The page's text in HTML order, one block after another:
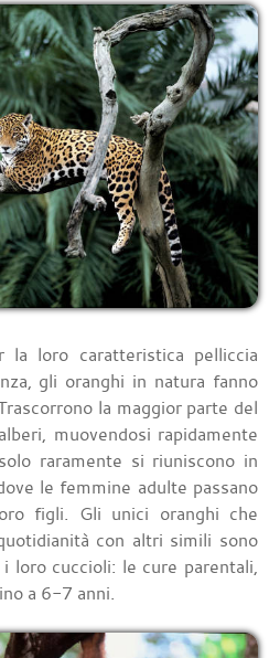
la loro caratteristica pelliccia
gli oranghi in natura fanno
la maggior parte del
muovendosi rapidamente
raramente si riuniscono in
le femmine adulte passano
figli. Gli unici oranghi che
con altri simili sono
loro cuccioli: le cure parentali,
a 6-7 anni.